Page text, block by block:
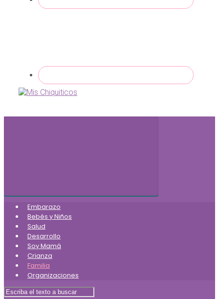
Embarazo
Bebés y Niños
Salud
Desarrollo
Soy Mamá
Crianza
Familia
Organizaciones